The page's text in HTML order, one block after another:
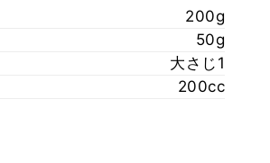
200g
50g
大さじ1
200cc